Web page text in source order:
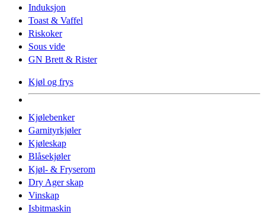
Induksjon
Toast & Vaffel
Riskoker
Sous vide
GN Brett & Rister
Kjøl og frys
Kjølebenker
Garnityrkjøler
Kjøleskap
Blåsekjøler
Kjøl- & Fryserom
Dry Ager skap
Vinskap
Isbitmaskin